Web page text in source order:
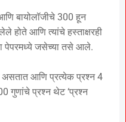
बायोलॉजीचे 300 हून
होते आणि त्यांचे हस्ताक्षरही
पेपरमध्ये जसेच्या तसे आले.
आणि प्रत्येक प्रश्न 4
गुणांचे प्रश्न थेट ‘प्रश्न